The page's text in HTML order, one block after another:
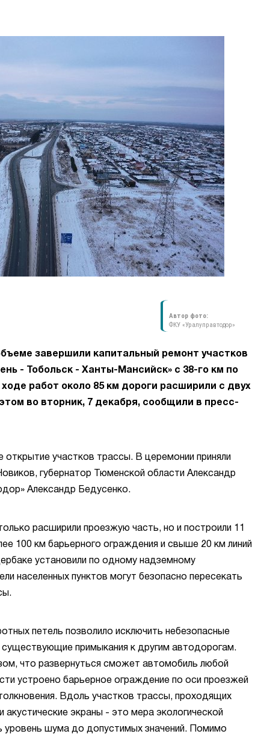
Автор фото:
ФКУ «Уралуправтодор»
завершили капитальный ремонт участков
- Тобольск - Ханты-Мансийск» с 38-го км по
работ около 85 км дороги расширили с двух
во вторник, 7 декабря, сообщили в пресс-
участков трассы. В церемонии приняли
губернатор Тюменской области Александр
Александр Бедусенко.
расширили проезжую часть, но и построили 11
100 км барьерного ограждения и свыше 20 км линий
установили по одному надземному
населенных пунктов могут безопасно пересекать
петель позволило исключить небезопасные
примыкания к другим автодорогам.
что развернуться сможет автомобиль любой
устроено барьерное ограждение по оси проезжей
Вдоль участков трассы, проходящих
акустические экраны - это мера экологической
уровень шума до допустимых значений. Помимо